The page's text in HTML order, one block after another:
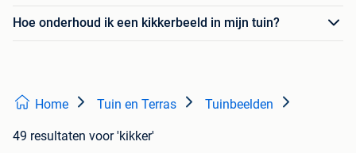
Hoe onderhoud ik een kikkerbeeld in mijn tuin?
Home Tuin en Terras Tuinbeelden
49 resultaten voor 'kikker'